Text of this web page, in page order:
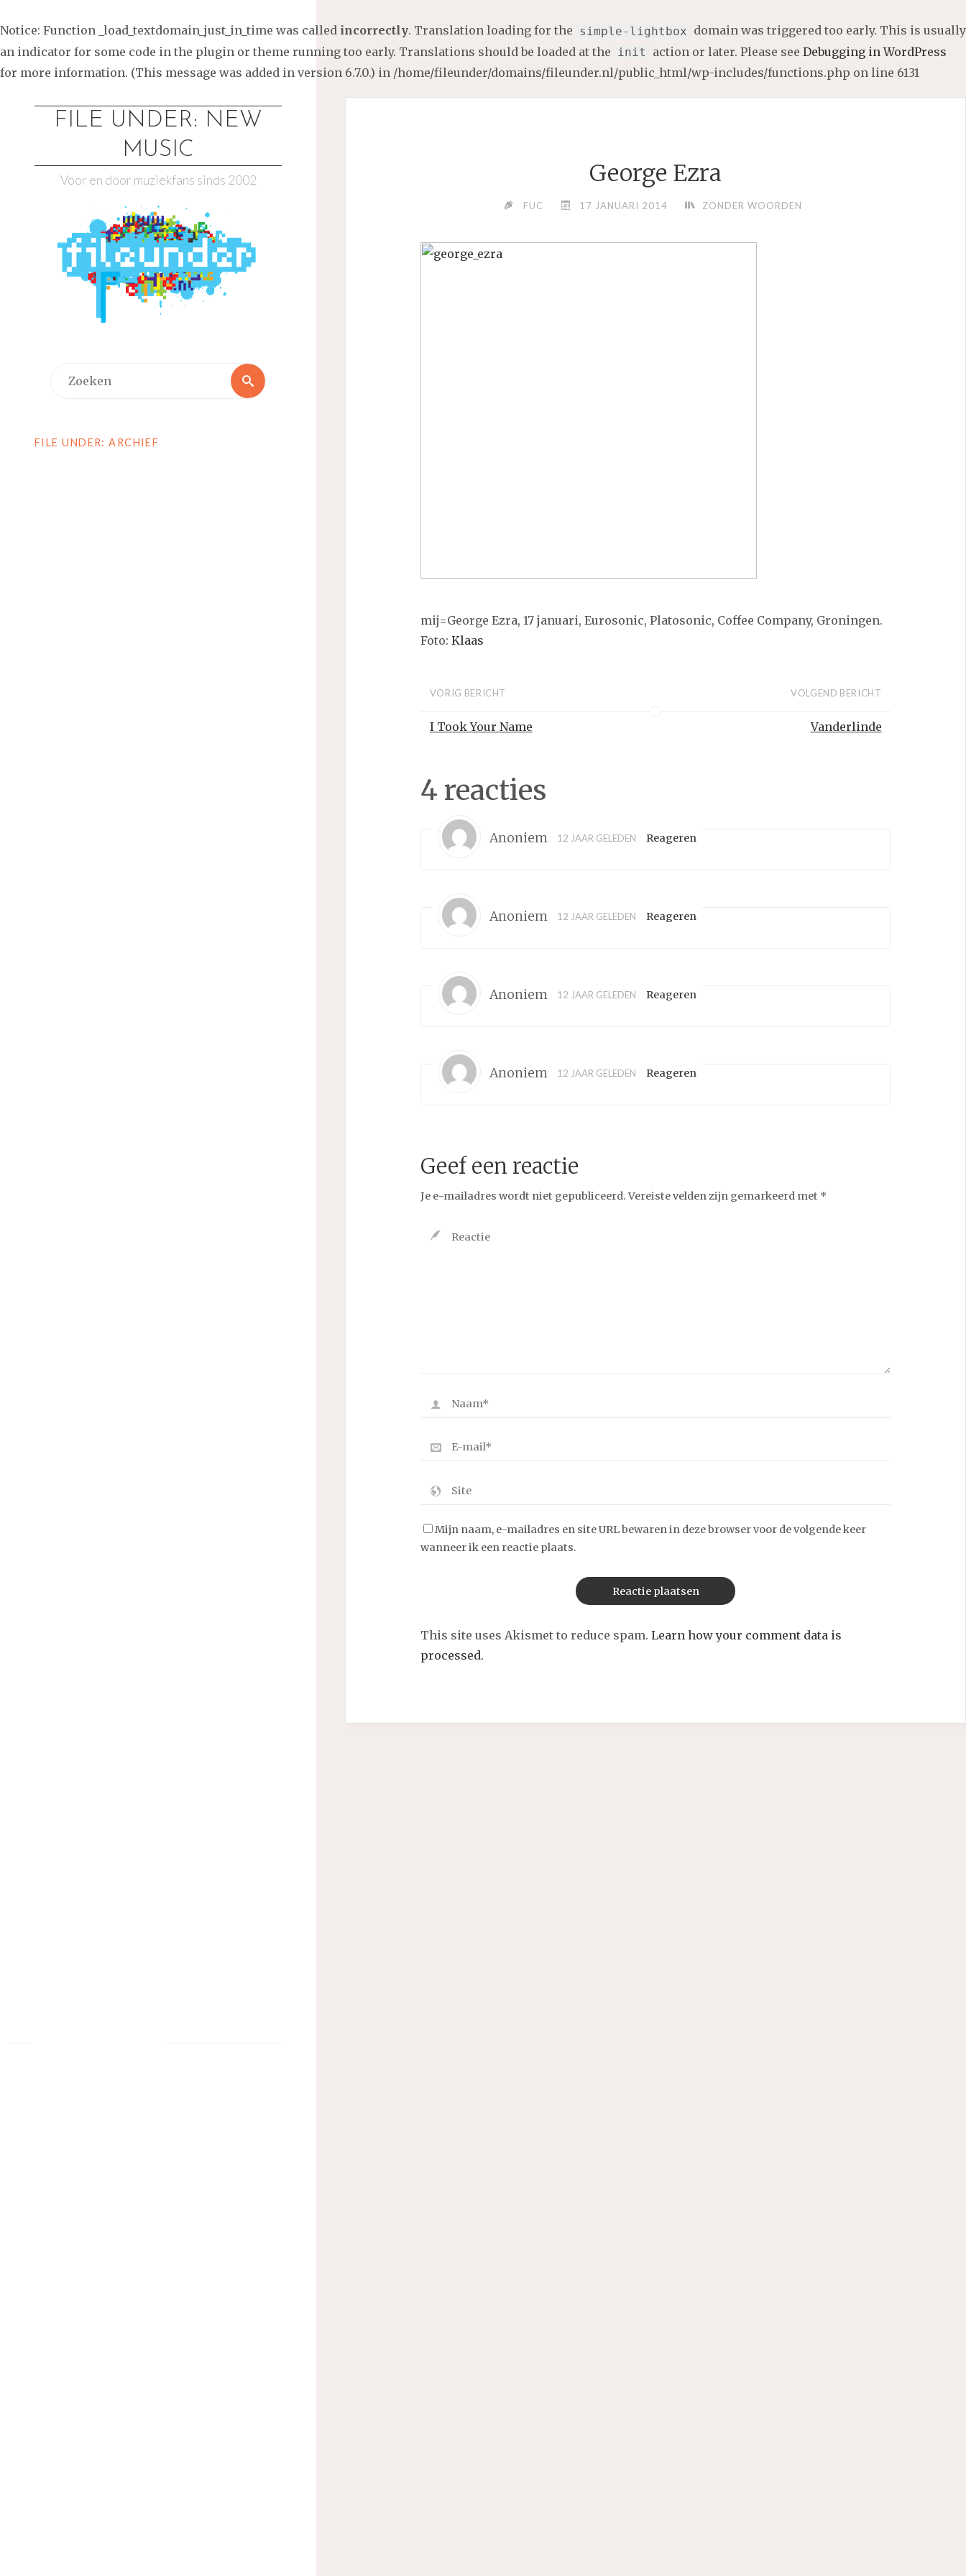
Notice: Function _load_textdomain_just_in_time was called incorrectly. Translation loading for the simple-lightbox domain was triggered too early. This is usually
an indicator for some code in the plugin or theme running too early. Translations should be loaded at the init action or later. Please see Debugging in WordPress
for more information. (This message was added in version 6.7.0.) in /home/fileunder/domains/fileunder.nl/public_html/wp-includes/functions.php on line 6131
FILE UNDER: NEW
MUSIC
Voor en door muziekfans sinds 2002
Zoeken
FILE UNDER: ARCHIEF
George Ezra
FUC 17 JANUARI 2014 ZONDER WOORDEN
mij=George Ezra, 17 januari, Eurosonic, Platosonic, Coffee Company, Groningen.
Foto: Klaas
VORIG BERICHT
I Took Your Name
VOLGEND BERICHT
Vanderlinde
4 reacties
Anoniem 12 JAAR GELEDEN Reageren
Anoniem 12 JAAR GELEDEN Reageren
Anoniem 12 JAAR GELEDEN Reageren
Anoniem 12 JAAR GELEDEN Reageren
Geef een reactie
Je e-mailadres wordt niet gepubliceerd. Vereiste velden zijn gemarkeerd met *
Mijn naam, e-mailadres en site URL bewaren in deze browser voor de volgende keer
wanneer ik een reactie plaats.
This site uses Akismet to reduce spam. Learn how your comment data is
processed.